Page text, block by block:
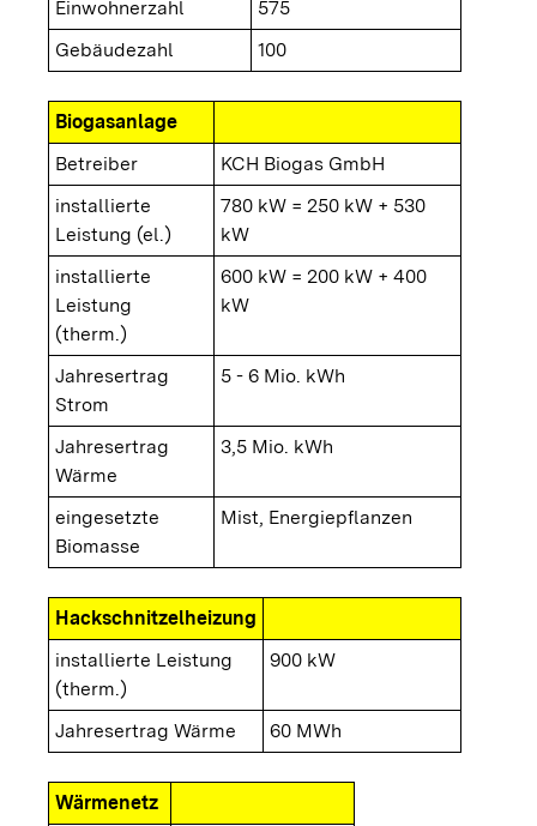
Einwohnerzahl
575
Gebäudezahl
100
Biogasanlage
Betreiber
KCH Biogas GmbH
installierte
Leistung (el.)
780 kW = 250 kW + 530
kW
installierte
Leistung
(therm.)
600 kW = 200 kW + 400
kW
Jahresertrag
Strom
5 - 6 Mio. kWh
Jahresertrag
Wärme
3,5 Mio. kWh
eingesetzte
Biomasse
Mist, Energiepflanzen
Hackschnitzelheizung
installierte Leistung
(therm.)
900 kW
Jahresertrag Wärme 60 MWh
Wärmenetz